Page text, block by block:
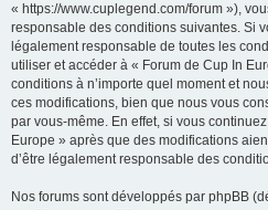
« https://www.cuplegend.com/forum »),
responsable des conditions suivantes. Si
légalement responsable de toutes les
utiliser et accéder à « Forum de Cup In
conditions à n’importe quel moment et
ces modifications, bien que nous vous
par vous-même. En effet, si vous
Europe » après que des modifications
d’être légalement responsable des
Nos forums sont développés par phpBB